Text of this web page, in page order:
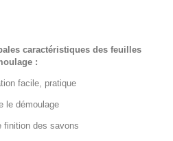
caractéristiques des feuilles
:
facile, pratique
le démoulage
finition des savons